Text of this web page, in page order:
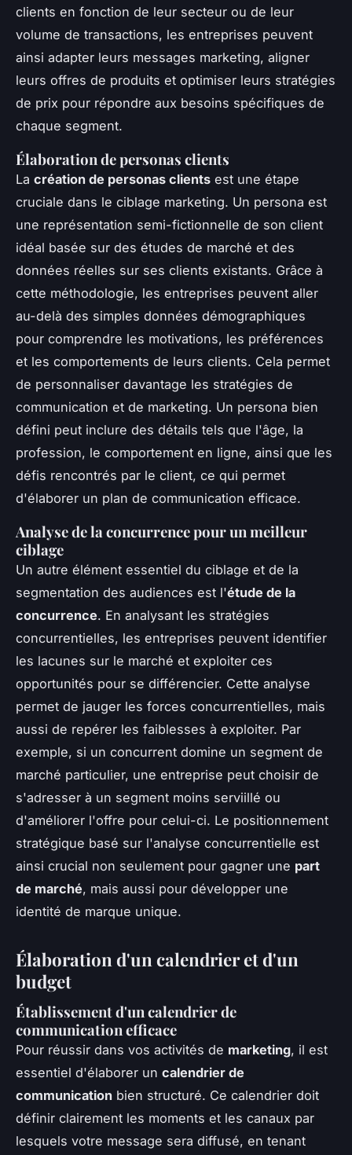
clients en fonction de leur secteur ou de leur
volume de transactions, les entreprises peuvent
ainsi adapter leurs messages marketing, aligner
leurs offres de produits et optimiser leurs stratégies
de prix pour répondre aux besoins spécifiques de
chaque segment.
Élaboration de personas clients
La création de personas clients est une étape
cruciale dans le ciblage marketing. Un persona est
une représentation semi-fictionnelle de son client
idéal basée sur des études de marché et des
données réelles sur ses clients existants. Grâce à
cette méthodologie, les entreprises peuvent aller
au-delà des simples données démographiques
pour comprendre les motivations, les préférences
et les comportements de leurs clients. Cela permet
de personnaliser davantage les stratégies de
communication et de marketing. Un persona bien
défini peut inclure des détails tels que l'âge, la
profession, le comportement en ligne, ainsi que les
défis rencontrés par le client, ce qui permet
d'élaborer un plan de communication efficace.
Analyse de la concurrence pour un meilleur
ciblage
Un autre élément essentiel du ciblage et de la
segmentation des audiences est l'étude de la
concurrence. En analysant les stratégies
concurrentielles, les entreprises peuvent identifier
les lacunes sur le marché et exploiter ces
opportunités pour se différencier. Cette analyse
permet de jauger les forces concurrentielles, mais
aussi de repérer les faiblesses à exploiter. Par
exemple, si un concurrent domine un segment de
marché particulier, une entreprise peut choisir de
s'adresser à un segment moins serviillé ou
d'améliorer l'offre pour celui-ci. Le positionnement
stratégique basé sur l'analyse concurrentielle est
ainsi crucial non seulement pour gagner une part
de marché, mais aussi pour développer une
identité de marque unique.
Élaboration d'un calendrier et d'un
budget
Établissement d'un calendrier de
communication efficace
Pour réussir dans vos activités de marketing, il est
essentiel d'élaborer un calendrier de
communication bien structuré. Ce calendrier doit
définir clairement les moments et les canaux par
lesquels votre message sera diffusé, en tenant